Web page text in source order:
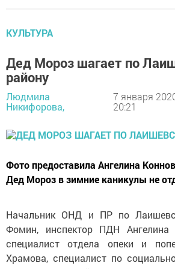
КУЛЬТУРА
Дед Мороз шагает по
району
Людмила
Никифорова,
7 января
20:21
Фото предоставила Ангелина
Дед Мороз в зимние каникулы не
Начальник ОНД и ПР по
Фомин, инспектор ПДН Ангелина
специалист отдела опеки и
Храмова, специалист по